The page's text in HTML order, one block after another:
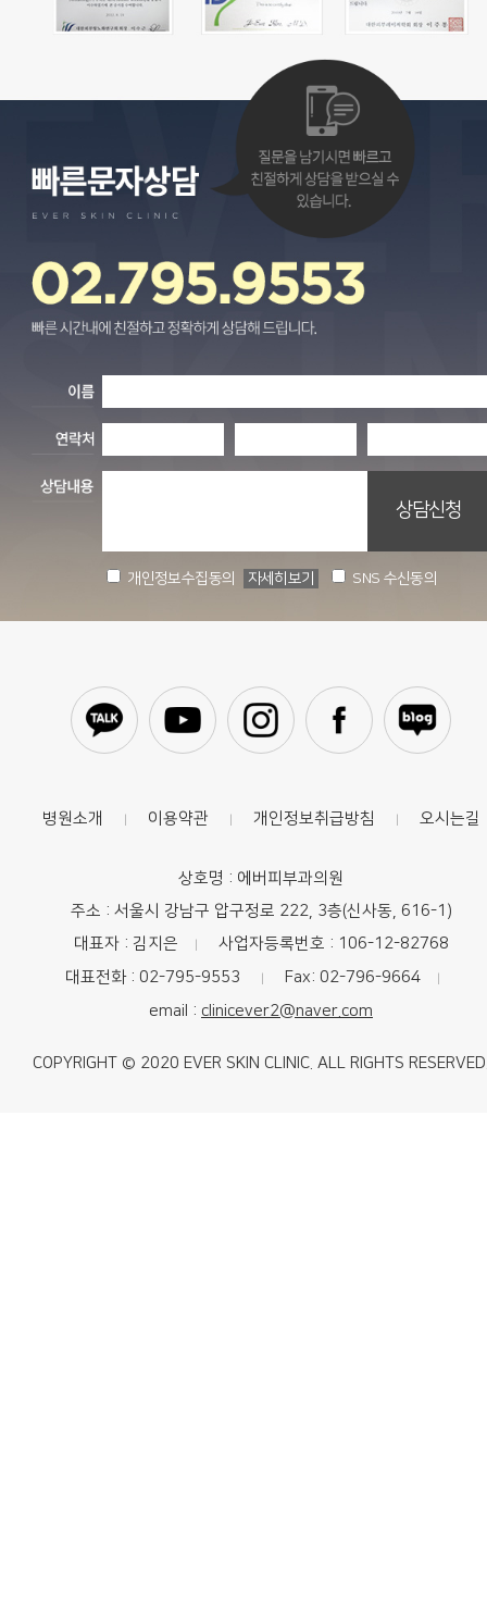
개인정보수집동의 자세히보기 SNS 수신동의
병원소개 | 이용약관 | 개인정보취급방침 | 오시는길
상호명 : 에버피부과의원
주소 : 서울시 강남구 압구정로 222, 3층(신사동, 616-1)
대표자 : 김지은
|
사업자등록번호 : 106-12-82768
대표전화 : 02-795-9553
| Fax: 02-796-9664 |
email : clinicever2@naver.com
COPYRIGHT © 2020 EVER SKIN CLINIC. ALL RIGHTS